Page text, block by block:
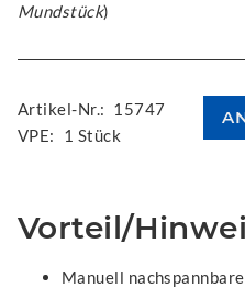
Mundstück)
Artikel-Nr.: 15747
VPE:
1 Stück
Vorteil/
Manuell